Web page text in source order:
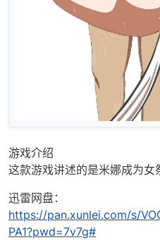
游戏介绍
这款游戏讲述的是米娜成为
迅雷网盘：
https://pan.xunlei.com/s/
PA1?pwd=7v7g#